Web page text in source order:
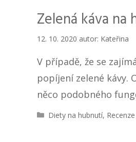
Zelená káva na
12. 10. 2020 autor: Kateřina
V případě, že se
popíjení zelené kávy.
něco podobného
R
Diety na hubnutí,